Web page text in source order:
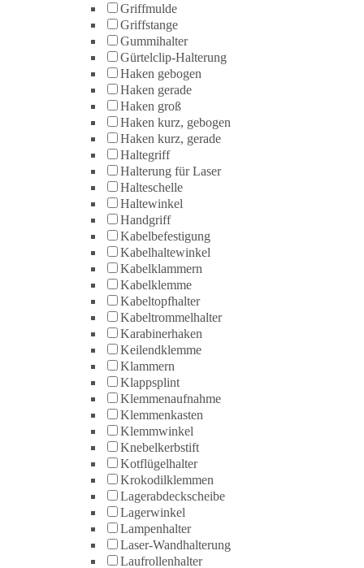
Griffmulde
Griffstange
Gummihalter
Gürtelclip-Halterung
Haken gebogen
Haken gerade
Haken groß
Haken kurz, gebogen
Haken kurz, gerade
Haltegriff
Halterung für Laser
Halteschelle
Haltewinkel
Handgriff
Kabelbefestigung
Kabelhaltewinkel
Kabelklammern
Kabelklemme
Kabeltopfhalter
Kabeltrommelhalter
Karabinerhaken
Keilendklemme
Klammern
Klappsplint
Klemmenaufnahme
Klemmenkasten
Klemmwinkel
Knebelkerbstift
Kotflügelhalter
Krokodilklemmen
Lagerabdeckscheibe
Lagerwinkel
Lampenhalter
Laser-Wandhalterung
Laufrollenhalter